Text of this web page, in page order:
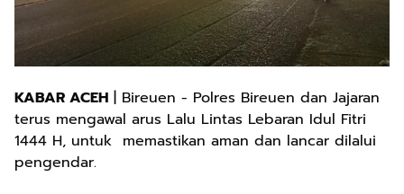
KABAR ACEH | Bireuen - Polres Bireuen dan Jajaran
terus mengawal arus Lalu Lintas Lebaran Idul Fitri
1444 H, untuk memastikan aman dan lancar dilalui
pengendar.